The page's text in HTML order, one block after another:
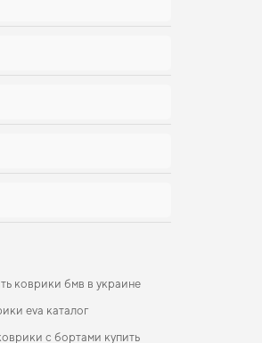
коврики бмв в украине
eva каталог
с бортами купить